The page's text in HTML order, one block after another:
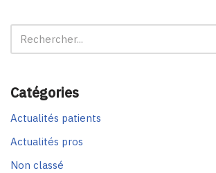
Catégories
Actualités patients
Actualités pros
Non classé